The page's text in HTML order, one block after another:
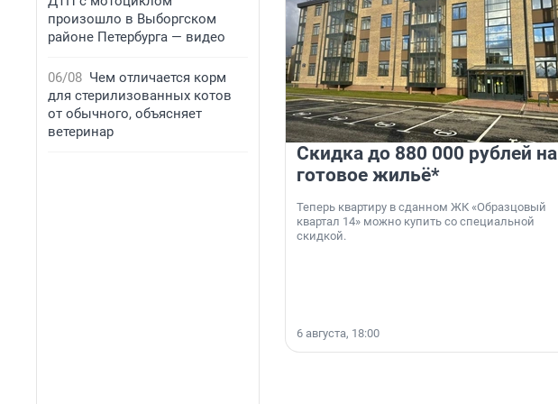
произошло в Выборгском
районе Петербурга — видео
06/08 Чем отличается корм
для стерилизованных котов
от обычного, объясняет
ветеринар
Скидка до 880 000 рублей на
готовое жильё*
Теперь квартиру в сданном ЖК «Образцовый
квартал 14» можно купить со специальной
скидкой.
6 августа, 18:00